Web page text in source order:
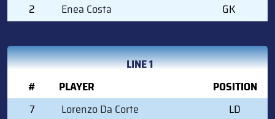
2
Enea Costa GK
LINE 1
#
PLAYER
POSITION
7
Lorenzo Da Corte
LD